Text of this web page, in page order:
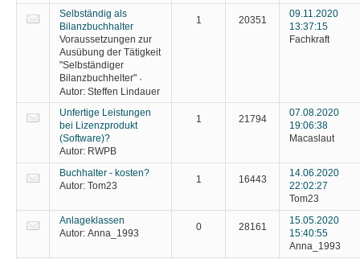
Selbständig als
Bilanzbuchhalter
Voraussetzungen zur
Ausübung der Tätigkeit
"Selbständiger
Bilanzbuchhelter" ·
Autor: Steffen Lindauer
1 20351
09.11.2020
13:37:15
Fachkraft
Unfertige Leistungen
bei Lizenzprodukt
(Software)?
Autor: RWPB
1 21794
07.08.2020
19:06:38
Macaslaut
Buchhalter - kosten?
Autor: Tom23
1 16443
14.06.2020
22:02:27
Tom23
Anlageklassen
Autor: Anna_1993
0 28161
15.05.2020
15:40:55
Anna_1993